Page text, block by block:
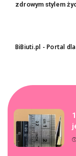
zdrowym stylem
BiBiuti.pl - Portal